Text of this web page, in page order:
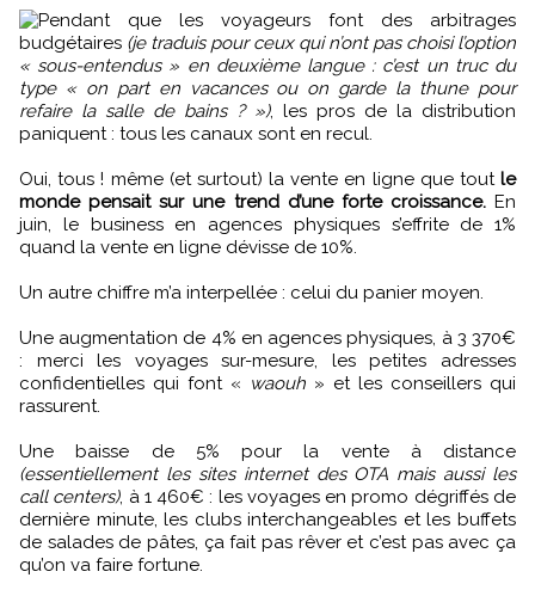
Pendant que les voyageurs font des arbitrages
budgétaires (je traduis pour ceux qui n’ont pas choisi l’option
« sous-entendus » en deuxième langue : c’est un truc du
type « on part en vacances ou on garde la thune pour
refaire la salle de bains ? »), les pros de la distribution
paniquent : tous les canaux sont en recul.
Oui, tous ! même (et surtout) la vente en ligne que tout le
monde pensait sur une trend d’une forte croissance.En
juin, le business en agences physiques s’effrite de 1%
quand la vente en ligne dévisse de 10%.
Un autre chiffre m’a interpellée : celui du panier moyen.
Une augmentation de 4% en agences physiques, à 3 370€
: merci les voyages sur-mesure, les petites adresses
confidentielles qui font « waouh » et les conseillers qui
rassurent.
Une baisse de 5% pour la vente à distance
(essentiellement les sites internet des OTA mais aussi les
call centers), à 1 460€ : les voyages en promo dégriffés de
dernière minute, les clubs interchangeables et les buffets
de salades de pâtes, ça fait pas rêver et c’est pas avec ça
qu’on va faire fortune.